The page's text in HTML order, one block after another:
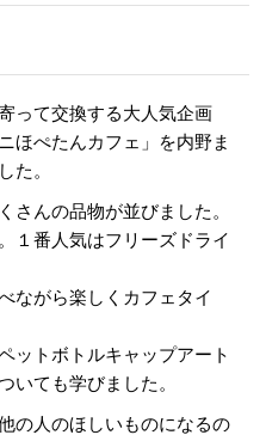
って交換する大人気企画
ほぺたんカフェ」を内野ま
た。
さんの品物が並びました。
１番人気はフリーズドライ
ながら楽しくカフェタイ
ットボトルキャップアート
いても学びました。
の人のほしいものになるの